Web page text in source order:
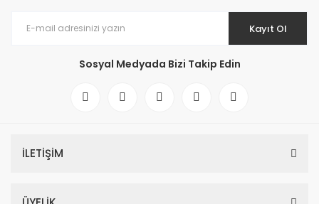
Kayıt Ol
Sosyal Medyada Bizi Takip Edin
İLETİŞİM